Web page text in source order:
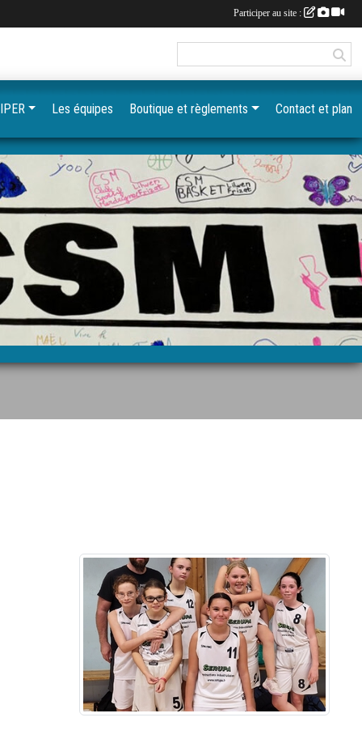
Les équipes Boutique et règlements Contact et plan
Participer au site :